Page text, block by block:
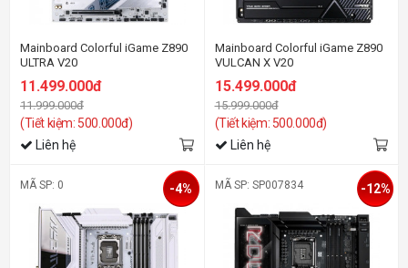
Mainboard Colorful iGame Z890
ULTRA V20
11.499.000đ
11.999.000đ
(Tiết kiệm: 500.000đ)
Liên hệ
Mainboard Colorful iGame Z890
VULCAN X V20
15.499.000đ
15.999.000đ
(Tiết kiệm: 500.000đ)
Liên hệ
MÃ SP: 0 -4% MÃ SP: SP007834 -12%